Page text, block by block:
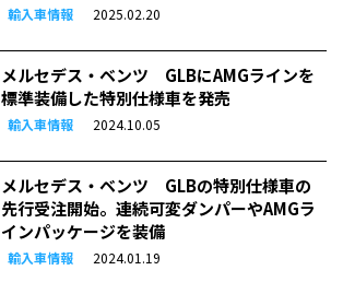
輸入車情報 2025.02.20
メルセデス・ベンツ GLBにAMGラインを
標準装備した特別仕様車を発売
輸入車情報 2024.10.05
メルセデス・ベンツ GLBの特別仕様車の
先行受注開始。連続可変ダンパーやAMGラ
インパッケージを装備
輸入車情報 2024.01.19